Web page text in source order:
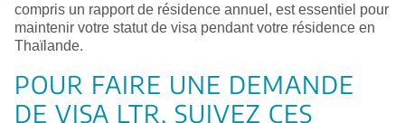
compris un rapport de résidence annuel, est essentiel pour
maintenir votre statut de visa pendant votre résidence en
Thaïlande.
POUR FAIRE UNE DEMANDE
DE VISA LTR, SUIVEZ CES